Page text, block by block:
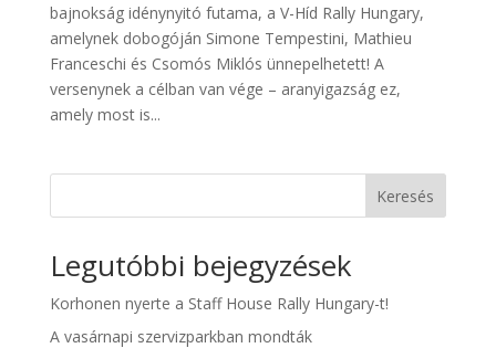
bajnokság idénynyitó futama, a V-Híd Rally Hungary,
amelynek dobogóján Simone Tempestini, Mathieu
Franceschi és Csomós Miklós ünnepelhetett! A
versenynek a célban van vége – aranyigazság ez,
amely most is...
Keresés
Legutóbbi bejegyzések
Korhonen nyerte a Staff House Rally Hungary-t!
A vasárnapi szervizparkban mondták